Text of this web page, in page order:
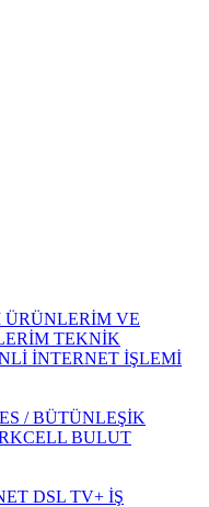
ÜRÜNLERİM VE
TEKNİK
İNTERNET İŞLEMİ
/ BÜTÜNLEŞİK
BULUT
DSL TV+ İŞ